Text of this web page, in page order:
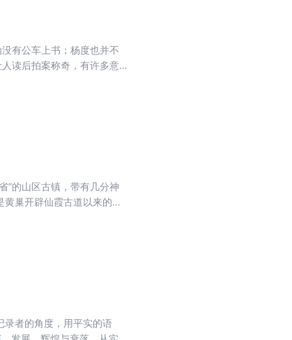
中国企业家精神的本土传
荣时代！他们虽敌不过历
摸时代处境与命运、抗争
有公车上书；杨度也并不
读后拍案称奇，有许多意
”的山区古镇，带有几分神
巢开辟仙霞古道以来的一
录者的角度，用平实的语